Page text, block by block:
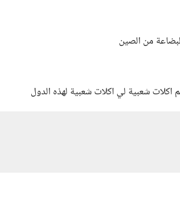
من الصين
اكلات شعبية لي اكلات شعبية لهذه الدول